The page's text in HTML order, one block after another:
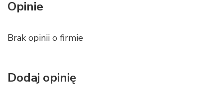
Opinie
Brak opinii o firmie
Dodaj opinię